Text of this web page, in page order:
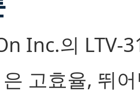
Inc.의 LTV-
은 고효율, 뛰